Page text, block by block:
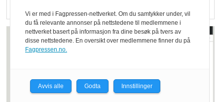
Vi er med i Fagpressen-nettverket. Om du samtykker under, vil
du få relevante annonser på nettstedene til medlemmene i
nettverket basert på informasjon fra dine besøk på tvers av
disse nettstedene. En oversikt over medlemmene finner du på
Fagpressen.no.
Avvis alle Godta Innstillinger